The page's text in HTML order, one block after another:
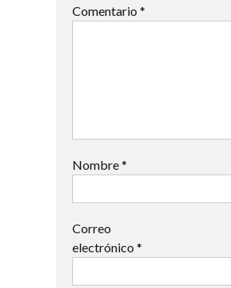
Comentario *
Nombre*
Correo
electrónico *